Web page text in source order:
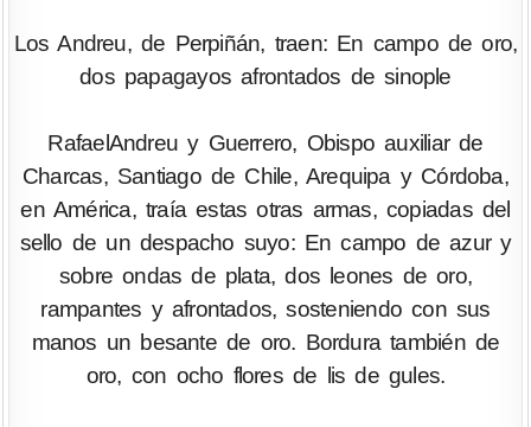
Los Andreu, de Perpiñán, traen: En campo de oro,
dos papagayos afrontados de sinople
RafaelAndreu y Guerrero, Obispo auxiliar de
Charcas, Santiago de Chile, Arequipa y Córdoba,
en América, traía estas otras armas, copiadas del
sello de un despacho suyo: En campo de azur y
sobre ondas de plata, dos leones de oro,
rampantes y afrontados, sosteniendo con sus
manos un besante de oro. Bordura también de
oro, con ocho flores de lis de gules.